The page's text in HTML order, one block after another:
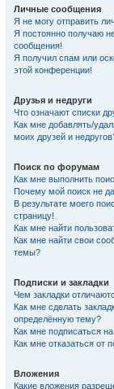
Личные сообщения
Я не могу отправить
Я постоянно получаю
сообщения!
Я получил спам или
этой конференции!
Друзья и недруги
Что означают списки
Как мне добавлять/
моих друзей и
Поиск по форумам
Как мне выполнить
Почему мой поиск не
В результате моего
страницу!
Как мне найти
Как мне найти свои
темы?
Подписки и закладки
Чем закладки
Как мне сделать
определённую тему?
Как мне подписаться
Как мне отказаться от
Вложения
Какие вложения